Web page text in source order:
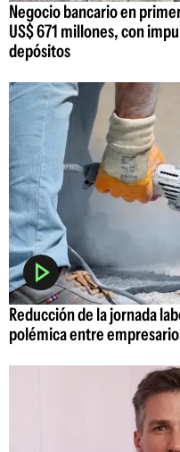
Negocio bancario en
US$ 671 millones, con
depósitos
Reducción de la jornada
polémica entre